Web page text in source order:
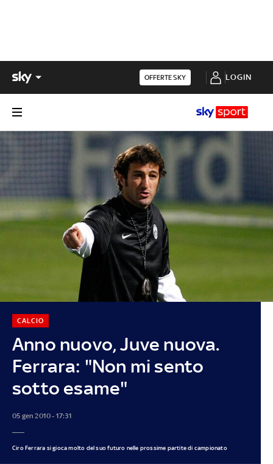
OFFERTE SKY LOGIN
Anno nuovo, Juve nuova.
Ferrara: "Non mi sento
sotto esame"
CALCIO
05 gen 2010 - 17:31
Ciro Ferrara si gioca molto del suo futuro nelle prossime partite di campionato